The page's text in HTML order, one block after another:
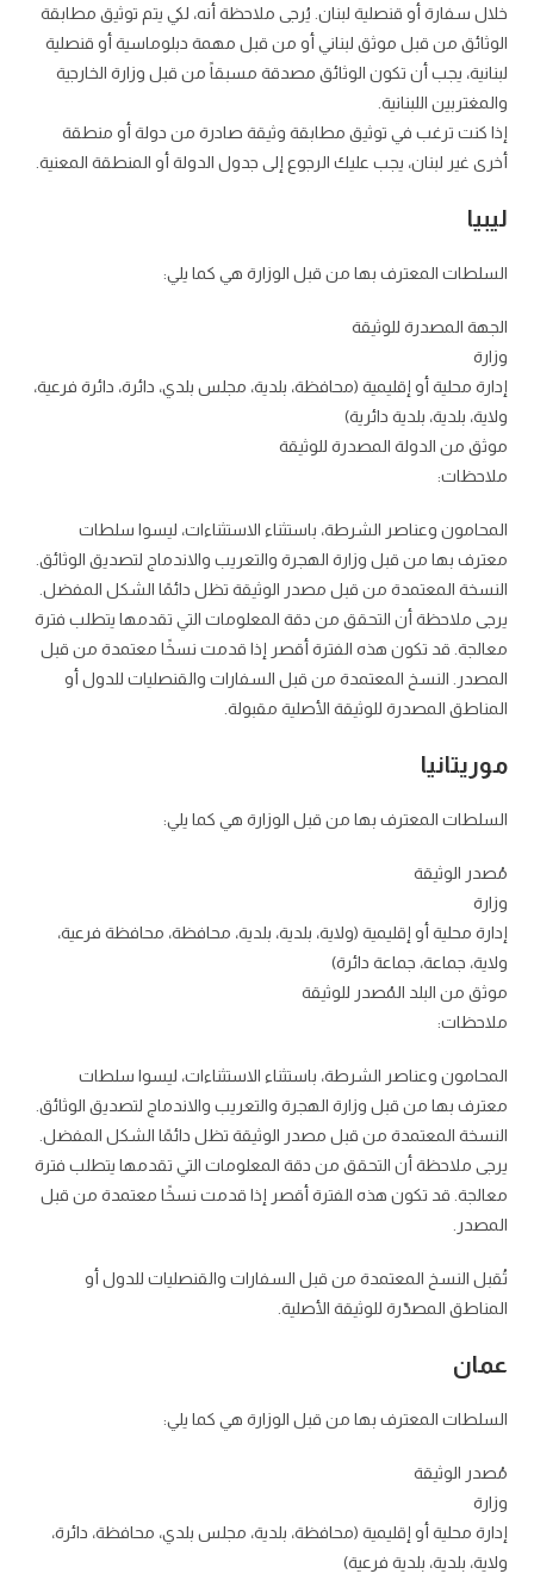
خلال سفارة أو قنصلية لبنان. يُرجى ملاحظة أنه، لكي يتم توثيق مطابقة
الوثائق من قبل موثق لبناني أو من قبل مهمة دبلوماسية أو قنصلية
لبنانية، يجب أن تكون الوثائق مصدقة مسبقاً من قبل وزارة الخارجية
والمغتربين اللبنانية.
إذا كنت ترغب في توثيق مطابقة وثيقة صادرة من دولة أو منطقة
أخرى غير لبنان، يجب عليك الرجوع إلى جدول الدولة أو المنطقة المعنية.
ليبيا
السلطات المعترف بها من قبل الوزارة هي كما يلي:
الجهة المصدرة للوثيقة
وزارة
إدارة محلية أو إقليمية (محافظة، بلدية، مجلس بلدي، دائرة، دائرة فرعية،
ولاية، بلدية، بلدية دائرية)
موثق من الدولة المصدرة للوثيقة
ملاحظات:
المحامون وعناصر الشرطة، باستثناء الاستثناءات، ليسوا سلطات
معترف بها من قبل وزارة الهجرة والتعريب والاندماج لتصديق الوثائق.
النسخة المعتمدة من قبل مصدر الوثيقة تظل دائمًا الشكل المفضل.
يرجى ملاحظة أن التحقق من دقة المعلومات التي تقدمها يتطلب فترة
معالجة. قد تكون هذه الفترة أقصر إذا قدمت نسخًا معتمدة من قبل
المصدر. النسخ المعتمدة من قبل السفارات والقنصليات للدول أو
المناطق المصدرة للوثيقة الأصلية مقبولة.
موريتانيا
السلطات المعترف بها من قبل الوزارة هي كما يلي:
مُصدر الوثيقة
وزارة
إدارة محلية أو إقليمية (ولاية، بلدية، بلدية، محافظة، محافظة فرعية،
ولاية، جماعة، جماعة دائرة)
موثق من البلد المُصدر للوثيقة
ملاحظات:
المحامون وعناصر الشرطة، باستثناء الاستثناءات، ليسوا سلطات
معترف بها من قبل وزارة الهجرة والتعريب والاندماج لتصديق الوثائق.
النسخة المعتمدة من قبل مصدر الوثيقة تظل دائمًا الشكل المفضل.
يرجى ملاحظة أن التحقق من دقة المعلومات التي تقدمها يتطلب فترة
معالجة. قد تكون هذه الفترة أقصر إذا قدمت نسخًا معتمدة من قبل
المصدر.
تُقبل النسخ المعتمدة من قبل السفارات والقنصليات للدول أو
المناطق المصدّرة للوثيقة الأصلية.
عمان
السلطات المعترف بها من قبل الوزارة هي كما يلي:
مُصدر الوثيقة
وزارة
إدارة محلية أو إقليمية (محافظة، بلدية، مجلس بلدي، محافظة، دائرة،
ولاية، بلدية، بلدية فرعية)